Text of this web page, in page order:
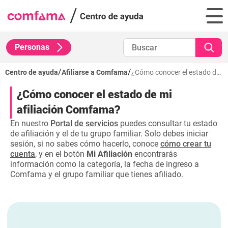
Personas
Centro de ayuda/Afiliarse a Comfama/ ¿Cómo conocer el estado de mi afiliación Comfama?
¿Cómo conocer el estado de mi
afiliación Comfama?
En nuestro Portal de servicios puedes consultar tu estado
de afiliación y el de tu grupo familiar. Solo debes iniciar
sesión, si no sabes cómo hacerlo, conoce cómo crear tu
cuenta, y en el botón Mi Afiliación encontrarás
información como la categoría, la fecha de ingreso a
Comfama y el grupo familiar que tienes afiliado.